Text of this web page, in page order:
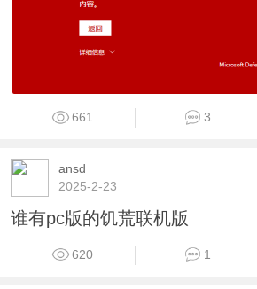
661 3
ansd
2025-2-23
谁有pc版的饥荒联机版
620 1